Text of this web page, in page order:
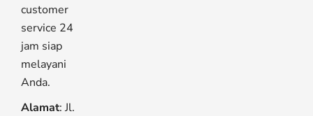
customer
service 24
jam siap
melayani
Anda.
Alamat: Jl.